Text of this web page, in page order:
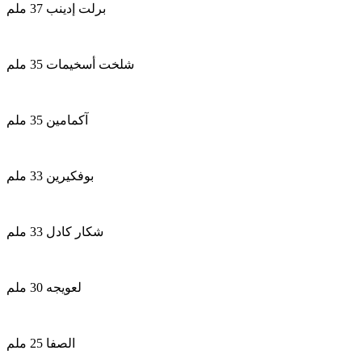
برلت إدينب 37 ملم
شلخت أسخيمات 35 ملم
آكمامين 35 ملم
بوفكيرين 33 ملم
شكار كادل 33 ملم
لعويجه 30 ملم
الصفا 25 ملم